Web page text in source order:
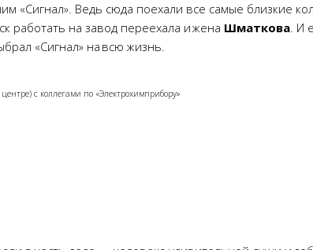
«Сигнал». Ведь сюда поехали все самые близкие
работать на завод переехала и жена Шматкова. И
«Сигнал» на всю жизнь.
с коллегами по «Электрохимприбору»